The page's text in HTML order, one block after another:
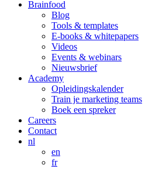
Brainfood
Blog
Tools & templates
E-books & whitepapers
Videos
Events & webinars
Nieuwsbrief
Academy
Opleidingskalender
Train je marketing teams
Boek een spreker
Careers
Contact
nl
en
fr